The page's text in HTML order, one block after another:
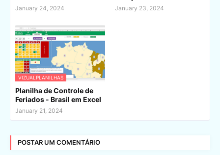
January 24, 2024 January 23, 2024
VIZUALPLANILHAS
Planilha de Controle de
Feriados - Brasil em Excel
January 21, 2024
POSTAR UM COMENTÁRIO